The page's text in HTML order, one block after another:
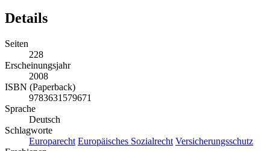
Details
Seiten
228
Erscheinungsjahr
2008
ISBN (Paperback)
9783631579671
Sprache
Deutsch
Schlagworte
Europarecht Europäisches Sozialrecht Versicherungsschutz